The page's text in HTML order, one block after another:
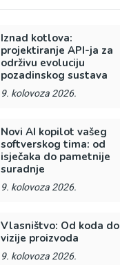
Iznad kotlova:
projektiranje API-ja za
održivu evoluciju
pozadinskog sustava
9. kolovoza 2026.
Novi AI kopilot vašeg
softverskog tima: od
isječaka do pametnije
suradnje
9. kolovoza 2026.
Vlasništvo: Od koda do
vizije proizvoda
9. kolovoza 2026.